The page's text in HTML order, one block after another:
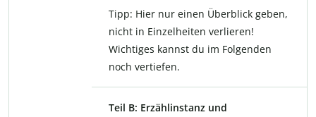
Tipp: Hier nur einen Überblick geben,
nicht in Einzelheiten verlieren!
Wichtiges kannst du im Folgenden
noch vertiefen.
Teil B: Erzählinstanz und